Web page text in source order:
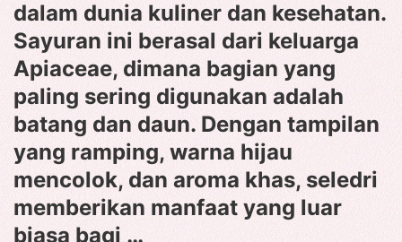
dalam dunia kuliner dan kesehatan.
Sayuran ini berasal dari keluarga
Apiaceae, dimana bagian yang
paling sering digunakan adalah
batang dan daun. Dengan tampilan
yang ramping, warna hijau
mencolok, dan aroma khas, seledri
memberikan manfaat yang luar
biasa bagi …